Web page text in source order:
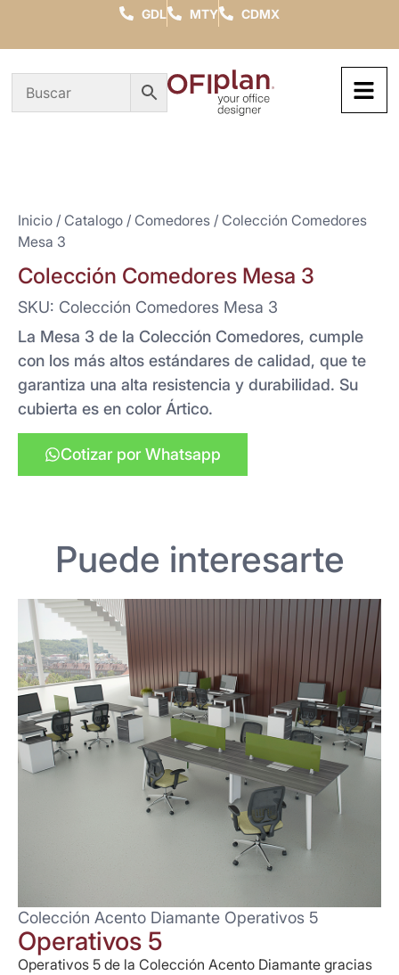
GDL MTY CDMX
Inicio / Catalogo / Comedores / Colección Comedores
Mesa 3
Colección Comedores Mesa 3
SKU: Colección Comedores Mesa 3
La Mesa 3 de la Colección Comedores, cumple
con los más altos estándares de calidad, que te
garantiza una alta resistencia y durabilidad. Su
cubierta es en color Ártico.
Cotizar por Whatsapp
Puede interesarte
Colección Acento Diamante Operativos 5
Operativos 5
Operativos 5 de la Colección Acento Diamante gracias